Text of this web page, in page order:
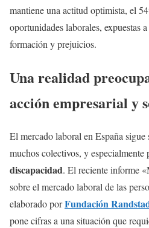
mantiene una actitud optimista, el
oportunidades laborales, expuestas
formación y prejuicios.
Una realidad
acción empresarial y
El mercado laboral en España
muchos colectivos, y especialmente
discapacidad. El reciente informe
sobre el mercado laboral de las
elaborado porFundación
pone cifras a una situación que